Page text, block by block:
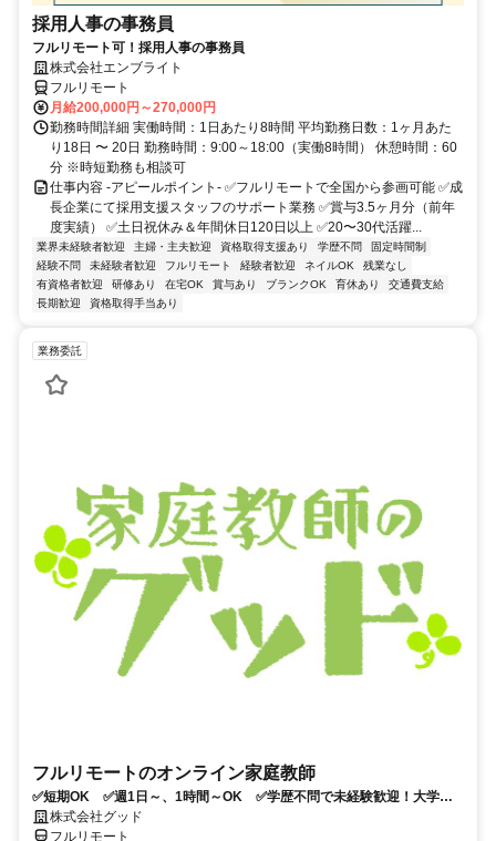
採用人事の事務員
フルリモート可！採用人事の事務員
株式会社エンブライト
フルリモート
月給200,000円～270,000円
勤務時間詳細 実働時間：1日あたり8時間 平均勤務日数：1ヶ月あた
り18日 〜 20日 勤務時間：9:00～18:00（実働8時間） 休憩時間：60
分 ※時短勤務も相談可
仕事内容 -アピールポイント- ✅フルリモートで全国から参画可能 ✅成
長企業にて採用支援スタッフのサポート業務 ✅賞与3.5ヶ月分（前年
度実績） ✅土日祝休み＆年間休日120日以上 ✅20〜30代活躍...
業界未経験者歓迎 主婦・主夫歓迎 資格取得支援あり 学歴不問
固定時間制
経験不問
未経験者歓迎 フルリモート 経験者歓迎 ネイルOK
残業なし
有資格者歓迎
研修あり 在宅OK 賞与あり ブランクOK 育休あり
交通費支給
長期歓迎
資格取得手当あり
業務委託
フルリモートのオンライン家庭教師
✅短期OK ✅週1日～、1時間～OK ✅学歴不問で未経験歓迎！大学生
多数活躍中！
株式会社グッド
フルリモート